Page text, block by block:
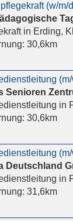
(w/m/
in Erding,
30,6km
Senioren
in
30,6km
Deutschland
in
31,6km